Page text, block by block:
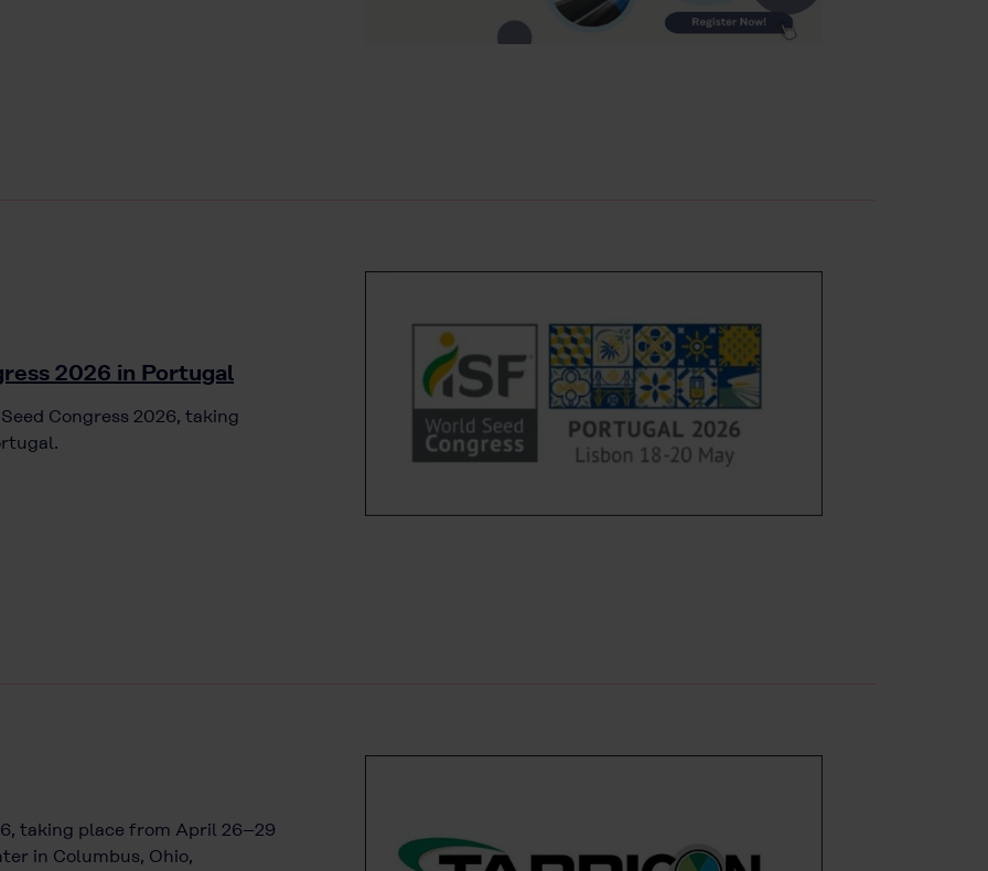
2026 in Portugal
Congress 2026, taking
taking place from April 26–29
in Columbus, Ohio,